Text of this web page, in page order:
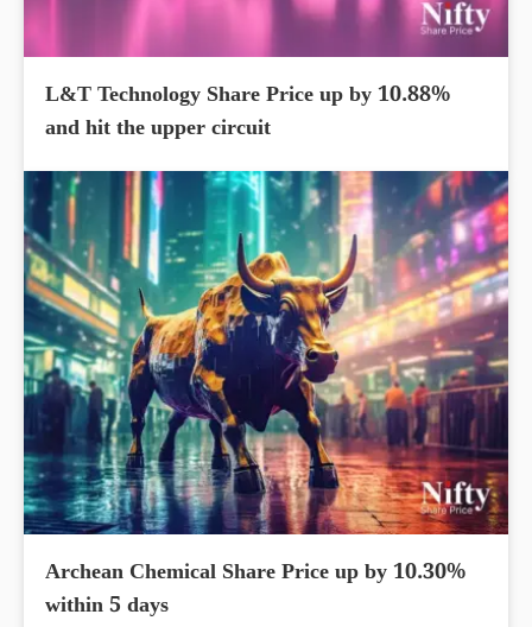
L&T Technology Share Price up by 10.88%
and hit the upper circuit
Archean Chemical Share Price up by 10.30%
within 5 days